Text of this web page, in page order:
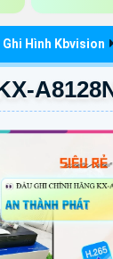
Hình Kbvision